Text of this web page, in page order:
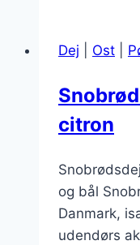
og
Dej Ost
citron
og bål
Danmark,
udendørs